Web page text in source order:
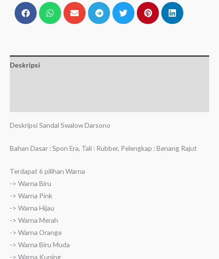
Deskripsi
Deskripsi Sandal Swalow Darsono
Bahan Dasar : Spon Era, Tali : Rubber, Pelengkap : Benang Rajut
Terdapat 6 pilihan Warna
-> Warna Biru
-> Warna Pink
-> Warna Hijau
-> Warna Merah
-> Warna Orange
-> Warna Biru Muda
-> Warna Kuning